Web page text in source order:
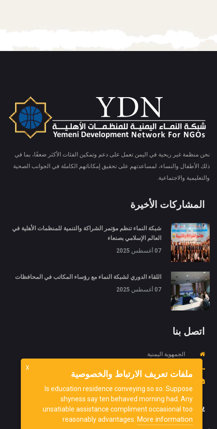
نحن منظمة غير ربحية في اليمن تعمل على دعم وتمكين الفئات الأكثر ضعفًا، بما في
ذلك الأطفال والنساء، لمساعدتهم على تحقيق إمكاناتهم الكاملة في الجوانب الصحية
والتعليمية والاجتماعية.
المشاركات الأخيرة
شبكة النماء تنظم مؤتمر الشراكة والتنمية للمنظمات الأهلية في
العالم الإسلامي بصنعاء
07 أغسطس 2025
اللقاء الدوري لشبكة النماء مع رؤساء المكاتب في المحافظات
07 أغسطس 2025
اتصل بنا
الجمهوية اليمنية
info@ydnorg.org
يشترك
X ملفات تعريف الارتباط والخصوصية
Is education residence conveying so so. Suppose
shyness say ten behaved morning had. Any
unsatiable assistance compliment occasional too
reasonably advantages. More information